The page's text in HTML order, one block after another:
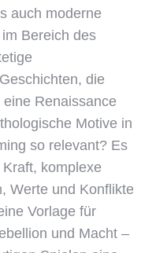
auch moderne
Bereich des
die
Renaissance
Motive in
so relevant? Es
komplexe
Werte und Konflikte
Vorlage für
und Macht –